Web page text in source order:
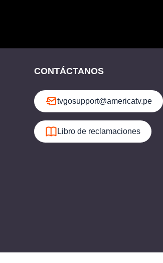
CONTÁCTANOS
tvgosupport@americatv.pe
Libro de reclamaciones